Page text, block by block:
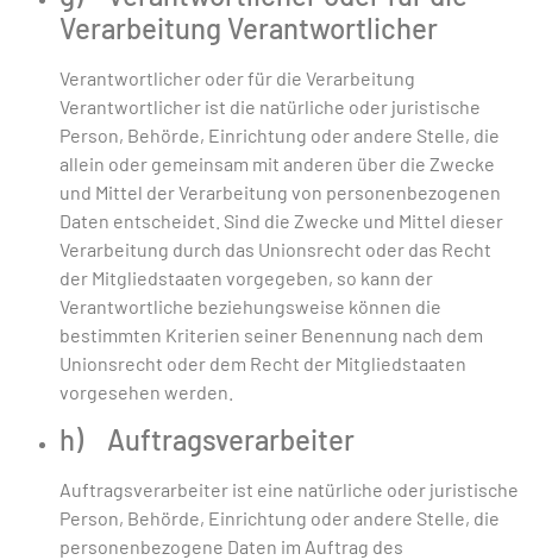
Verarbeitung Verantwortlicher
Verantwortlicher oder für die Verarbeitung
Verantwortlicher ist die natürliche oder juristische
Person, Behörde, Einrichtung oder andere Stelle, die
allein oder gemeinsam mit anderen über die Zwecke
und Mittel der Verarbeitung von personenbezogenen
Daten entscheidet. Sind die Zwecke und Mittel dieser
Verarbeitung durch das Unionsrecht oder das Recht
der Mitgliedstaaten vorgegeben, so kann der
Verantwortliche beziehungsweise können die
bestimmten Kriterien seiner Benennung nach dem
Unionsrecht oder dem Recht der Mitgliedstaaten
vorgesehen werden.
h) Auftragsverarbeiter
Auftragsverarbeiter ist eine natürliche oder juristische
Person, Behörde, Einrichtung oder andere Stelle, die
personenbezogene Daten im Auftrag des